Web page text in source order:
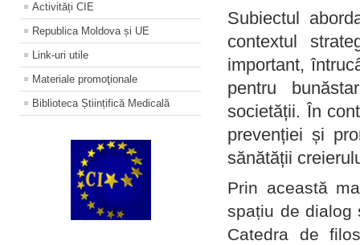
Activități CIE
Republica Moldova și UE
Link-uri utile
Materiale promoţionale
Biblioteca Științifică Medicală
Subiectul
contextul
important,
pentru
societății. În
prevenției și
sănătății
Prin această
spațiu de dialog
Catedra de